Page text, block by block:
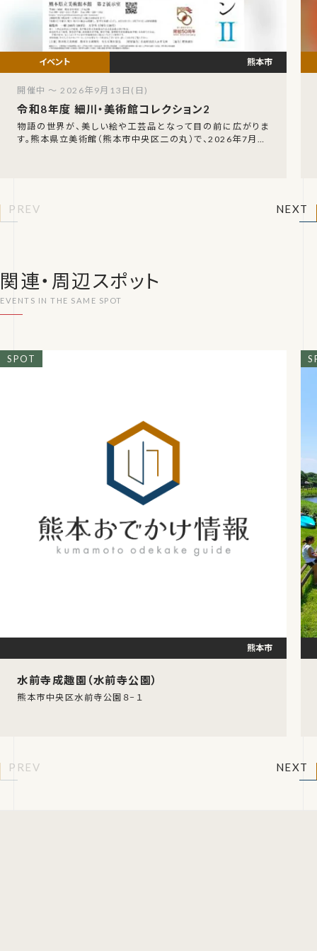
令和8年度 細川・美術館コレクション2
物語の世界が、美しい絵や工芸品となって目の前に広がりま
す。熊本県立美術館（熊本市中央区二の丸）で、2026年7月10
熊本市
開催中 ～ 2026年9月13日(日)
PREV NEXT
関連・周辺スポット
水前寺成趣園（水前寺公園）
熊本市中央区水前寺公園８−１
熊本市
PREV NEXT